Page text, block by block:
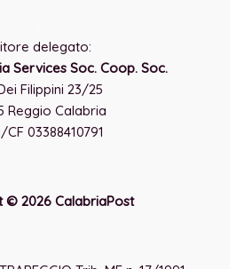
delegato:
Services Soc. Coop. Soc.
Filippini 23/25
Reggio Calabria
CF 03388410791
© 2026 CalabriaPost